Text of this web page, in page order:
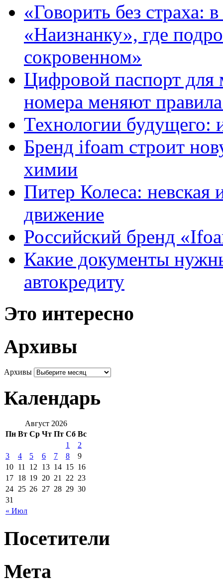
«Говорить без страха:
«Наизнанку», где
сокровенном»
Цифровой паспорт для
номера меняют
Технологии будущего:
Бренд ifoam строит
химии
Питер Колеса: невская
движение
Российский бренд
Какие документы
автокредиту
Это интересно
Архивы
Архивы
Календарь
Август 2026
Пн Вт Ср Чт Пт Сб Вс
« Июл
1
2
3
4 5 6 7 8
9
10 11 12 13 14 15 16
17 18 19 20 21 22 23
24 25 26 27 28 29 30
31
Посетители
Мета